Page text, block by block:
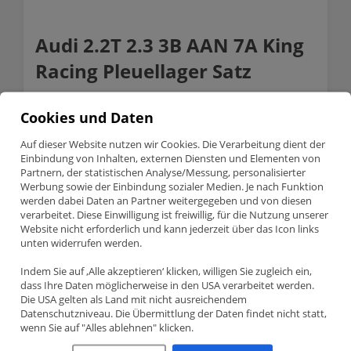
Audi 2.2T 2.3 3B AAN 7A King
Racing Pleuellager Satz
Audi
2.3
3B
AAN
7A
King
Racing
Pleuellager
Satz
quantity
Anfragen
SKU:CR505XP-0.25
Categories:Audi /VW,King Racing Lager,Lagerschalen
Description
Description
AUDI 2.2T 2.3 3B AAN 7A KING RACING
PLEUELLAGER SATZ
Teilenummer CR505XP-0.25
Cookies und Daten
Auf dieser Website nutzen wir Cookies. Die Verarbeitung dient der
Einbindung von Inhalten, externen Diensten und Elementen von
Partnern, der statistischen Analyse/Messung, personalisierter
Werbung sowie der Einbindung sozialer Medien. Je nach Funktion
werden dabei Daten an Partner weitergegeben und von diesen
verarbeitet. Diese Einwilligung ist freiwillig, für die Nutzung unserer
Website nicht erforderlich und kann jederzeit über das Icon links
unten widerrufen werden.
Indem Sie auf ‚Alle akzeptieren‘ klicken, willigen Sie zugleich ein,
dass Ihre Daten möglicherweise in den USA verarbeitet werden.
Die USA gelten als Land mit nicht ausreichendem
Datenschutzniveau. Die Übermittlung der Daten findet nicht statt,
wenn Sie auf "Alles ablehnen" klicken.